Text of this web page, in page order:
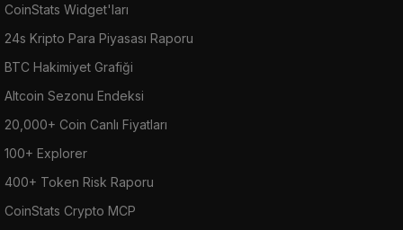
CoinStats Widget'ları
24s Kripto Para Piyasası Raporu
BTC Hakimiyet Grafiği
Altcoin Sezonu Endeksi
20,000+ Coin Canlı Fiyatları
100+ Explorer
400+ Token Risk Raporu
CoinStats Crypto MCP